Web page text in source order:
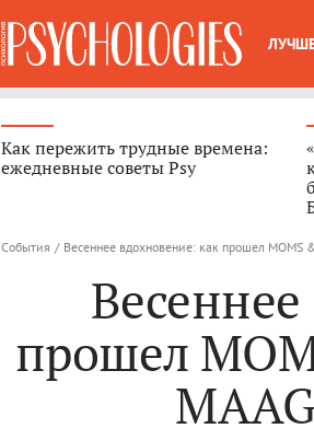
Как пережить трудные времена:
ежедневные советы Psy
События / Весеннее вдохновение: как прошел MOMS
прошел